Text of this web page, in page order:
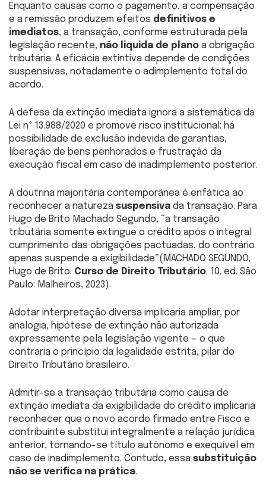
Enquanto causas como o pagamento, a compensação
e a remissão produzem efeitos definitivos e
imediatos, a transação, conforme estruturada pela
legislação recente, não liquida de plano a obrigação
tributária. A eficácia extintiva depende de condições
suspensivas, notadamente o adimplemento total do
acordo.
A defesa da extinção imediata ignora a sistemática da
Lei nº 13.988/2020 e promove risco institucional: há
possibilidade de exclusão indevida de garantias,
liberação de bens penhorados e frustração da
execução fiscal em caso de inadimplemento posterior.
A doutrina majoritária contemporânea é enfática ao
reconhecer a natureza suspensiva da transação. Para
Hugo de Brito Machado Segundo, “a transação
tributária somente extingue o crédito após o integral
cumprimento das obrigações pactuadas, do contrário
apenas suspende a exigibilidade”(MACHADO SEGUNDO,
Hugo de Brito. Curso de Direito Tributário. 10. ed. São
Paulo: Malheiros, 2023).
Adotar interpretação diversa implicaria ampliar, por
analogia, hipótese de extinção não autorizada
expressamente pela legislação vigente — o que
contraria o princípio da legalidade estrita, pilar do
Direito Tributário brasileiro.
Admitir-se a transação tributária como causa de
extinção imediata da exigibilidade do crédito implicaria
reconhecer que o novo acordo firmado entre Fisco e
contribuinte substitui integralmente a relação jurídica
anterior, tornando-se título autônomo e exequível em
caso de inadimplemento. Contudo, essa substituição
não se verifica na prática.